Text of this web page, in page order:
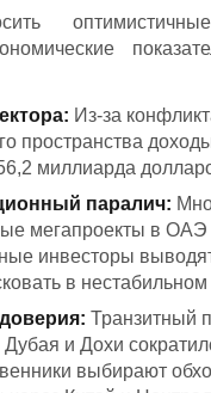
Из-за
пространства
миллиарда
паралич:
мегапроекты в
инвесторы
в нестабильном
Транзитный
и Дохи
выбирают